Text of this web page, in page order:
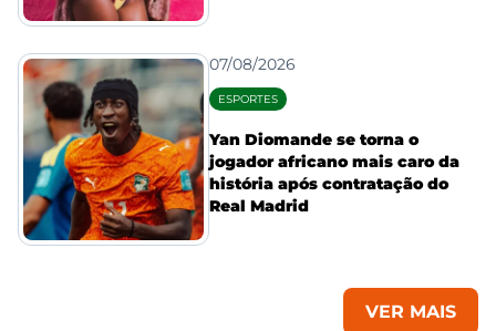
07/08/2026
ESPORTES
Yan Diomande se torna o
jogador africano mais caro da
história após contratação do
Real Madrid
VER MAIS